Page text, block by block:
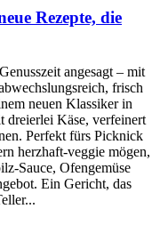
Rezepte, die
angesagt – mit
frisch
neuen Klassiker in
dreierlei Käse, verfeinert
Perfekt fürs Picknick
herzhaft-veggie mögen,
Sauce, Ofengemüse
Ein Gericht, das